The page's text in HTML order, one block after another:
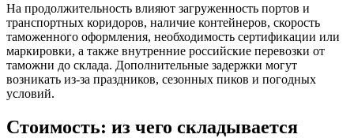
На продолжительность влияют загруженность портов и
транспортных коридоров, наличие контейнеров, скорость
таможенного оформления, необходимость сертификации или
маркировки, а также внутренние российские перевозки от
таможни до склада. Дополнительные задержки могут
возникать из-за праздников, сезонных пиков и погодных
условий.
Стоимость: из чего складывается